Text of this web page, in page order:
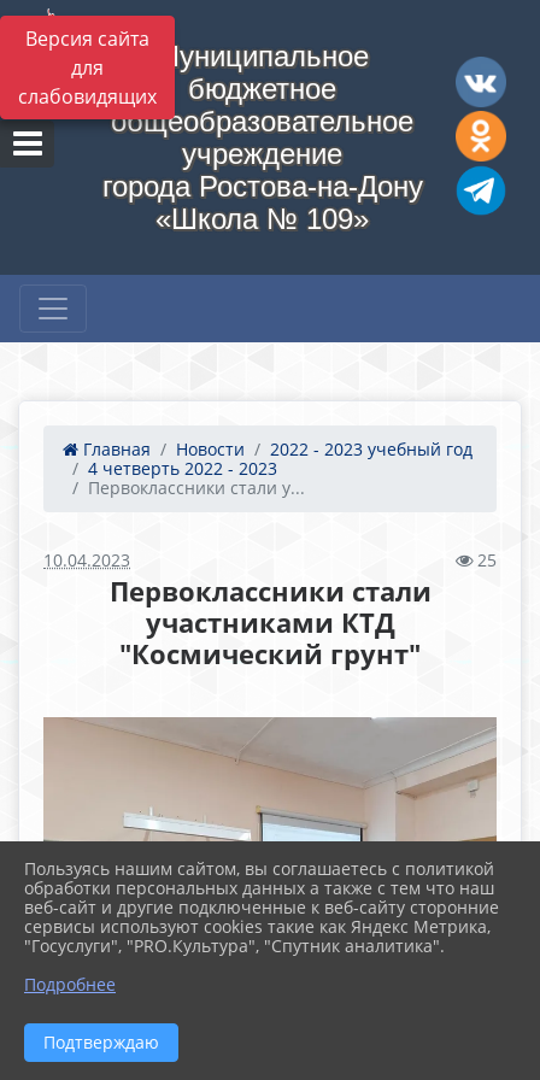
Версия сайта
для
слабовидящих
Муниципальное
бюджетное
общеобразовательное
учреждение
города Ростова-на-Дону
«Школа № 109»
Главная Новости
2022 - 2023 учебный год
4 четверть 2022 - 2023
Первоклассники стали у...
10.04.2023 25
Первоклассники стали
участниками КТД
"Космический грунт"
Пользуясь нашим сайтом, вы соглашаетесь с политикой
обработки персональных данных а также с тем что наш
веб-сайт и другие подключенные к веб-сайту сторонние
сервисы используют cookies такие как Яндекс Метрика,
"Госуслуги", "PRO.Культура", "Спутник аналитика".
Подробнее
Подтверждаю